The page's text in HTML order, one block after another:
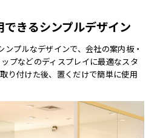
きるシンプルデザイン
ンプルなデザインで、会社の案内板・
プなどのディスプレイに最適なスタ
り付けた後、置くだけで簡単に使用